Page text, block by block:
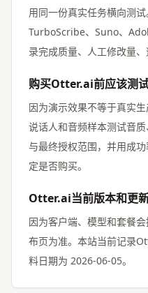
用同一份真实任务横向测
TurboScribe、Suno、
录完成质量、人工修改量、
购买Otter.ai前应该测试
因为演示效果不等于真实
说话人和音频样本测试音
与最终授权范围，并用成
定是否购买。
Otter.ai当前版本和更新
因为客户端、模型和套餐
布页为准。本站当前记录
料日期为 2026-06-05。